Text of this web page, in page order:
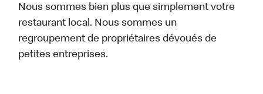
Nous sommes bien plus que simplement votre
restaurant local. Nous sommes un
regroupement de propriétaires dévoués de
petites entreprises.